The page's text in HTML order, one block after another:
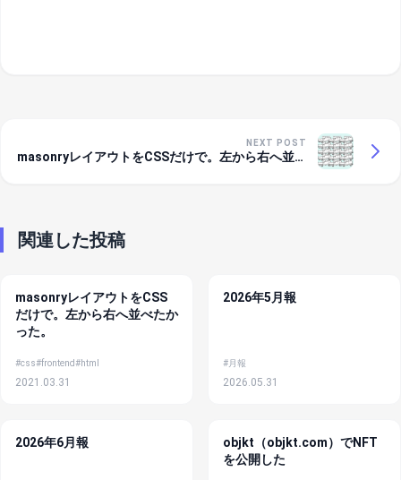
NEXT POST
masonryレイアウトをCSSだけで。左から右へ並べ
関連した投稿
masonryレイアウトをCSS
だけで。左から右へ並べたか
った。
#css#frontend#html
2021.03.31
2026年5月報
#月報
2026.05.31
2026年6月報
objkt（objkt.com）でNFT
を公開した